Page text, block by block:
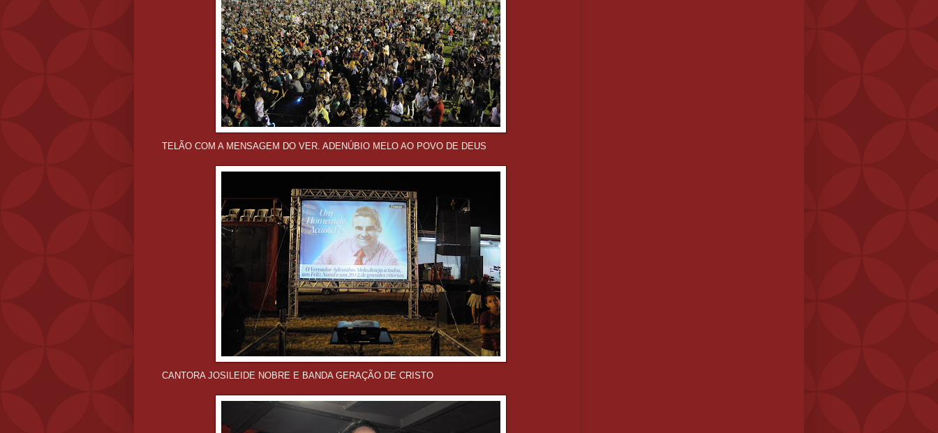
TELÃO COM A MENSAGEM DO VER. ADENÚBIO MELO AO POVO DE DEUS
CANTORA JOSILEIDE NOBRE E BANDA GERAÇÃO DE CRISTO